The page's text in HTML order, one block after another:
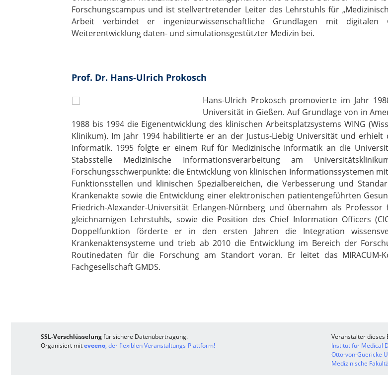
Forschungscampus und ist stellvertretender Leiter des Lehrstuhls für
Arbeit verbindet er ingenieurwissenschaftliche Grundlagen mit
Weiterentwicklung daten- und simulationsgestützter Medizin bei.
Prof. Dr. Hans-Ulrich Prokosch
Hans-Ulrich Prokosch promovierte im Jahr
Universität in Gießen. Auf Grundlage von in
1988 bis 1994 die Eigenentwicklung des klinischen Arbeitsplatzsystems WING
Klinikum). Im Jahr 1994 habilitierte er an der Justus-Liebig Universität und erhielt
Informatik. 1995 folgte er einem Ruf für Medizinische Informatik an die
Stabsstelle Medizinische Informationsverarbeitung am
Forschungsschwerpunkte: die Entwicklung von klinischen Informationssystemen
Funktionsstellen und klinischen Spezialbereichen, die Verbesserung und
Krankenakte sowie die Entwicklung einer elektronischen patientengeführten
Friedrich-Alexander-Universität Erlangen-Nürnberg und übernahm als
gleichnamigen Lehrstuhls, sowie die Position des Chief Information Officers
Doppelfunktion förderte er in den ersten Jahren die Integration
Krankenaktensysteme und trieb ab 2010 die Entwicklung im Bereich der
Routinedaten für die Forschung am Standort voran. Er leitet das
Fachgesellschaft GMDS.
SSL-Verschlüsselungfür sichere Datenübertragung.
Organisiert miteveeno, der flexiblen Veranstaltungs-Plattform!
Veranstalter dieses
Institut für Medical
Otto-von-Guericke
Medizinische